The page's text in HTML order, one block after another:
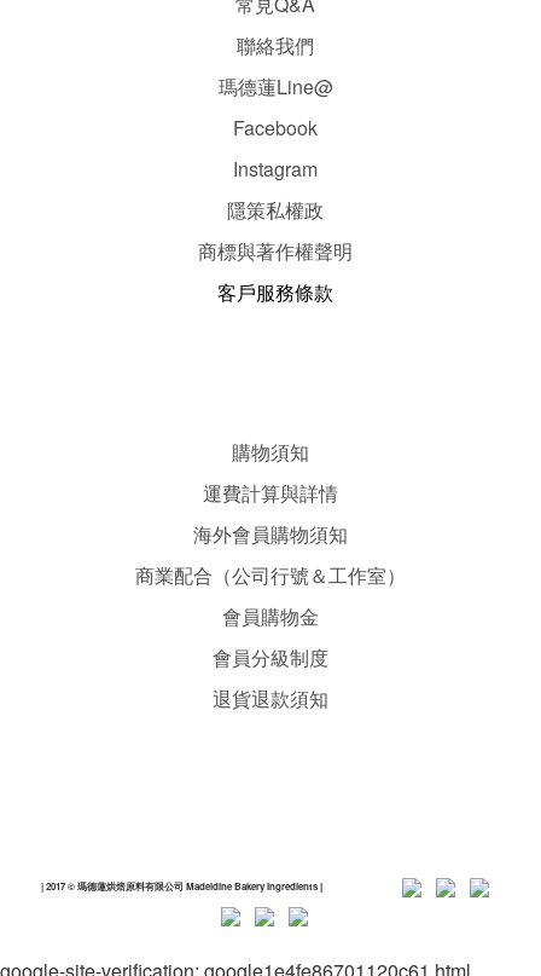
聯絡我們
瑪德蓮Line@
Facebook
Instagram
隱策私權政
商標與著作權聲明
客戶服務條款
購物須知
運費計算與詳情
海外會員購物須知
商業配合（公司行號＆工作室）
會員購物金
會員分級制度
退貨退款須知
| 2017 © 瑪德蓮烘焙原料有限公司 Madeldine Bakery Ingredients|